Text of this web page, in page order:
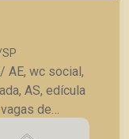
AE, wc social,
AS, edícula
de